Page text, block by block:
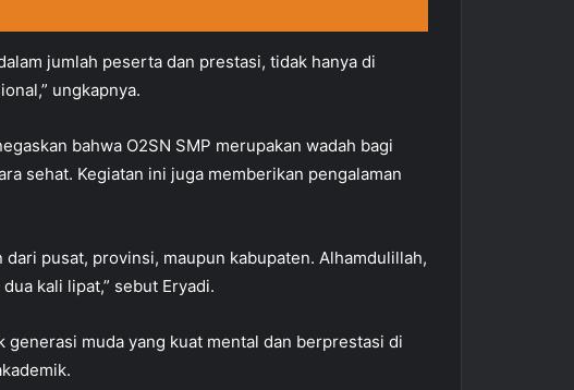
jumlah peserta dan prestasi, tidak hanya di
ungkapnya.
bahwa O2SN SMP merupakan wadah bagi
sehat. Kegiatan ini juga memberikan pengalaman
pusat, provinsi, maupun kabupaten. Alhamdulillah,
kali lipat,” sebut Eryadi.
muda yang kuat mental dan berprestasi di